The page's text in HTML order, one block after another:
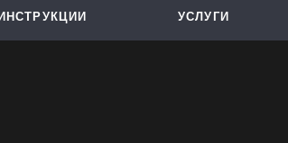
ИНСТРУКЦИИ УСЛУГИ